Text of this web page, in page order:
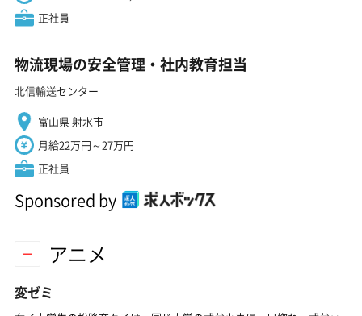
正社員
物流現場の安全管理・社内教育担当
北信輸送センター
富山県 射水市
月給22万円～27万円
正社員
Sponsored by
アニメ
変ゼミ